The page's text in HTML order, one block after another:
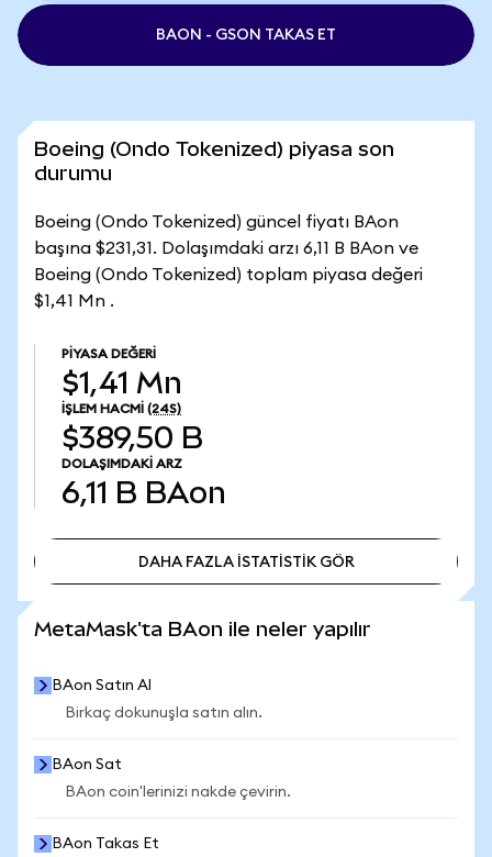
BAON - GSON TAKAS ET
Boeing (Ondo Tokenized) piyasa son
durumu
Boeing (Ondo Tokenized) güncel fiyatı BAon
başına $231,31. Dolaşımdaki arzı 6,11 B BAon ve
Boeing (Ondo Tokenized) toplam piyasa değeri
$1,41 Mn .
PIYASA DEĞERI
$1,41 Mn
İŞLEM HACMI (24S)
$389,50 B
DOLAŞIMDAKI ARZ
6,11 B BAon
DAHA FAZLA İSTATİSTİK GÖR
MetaMask'ta BAon ile neler yapılır
BAon Satın Al
Birkaç dokunuşla satın alın.
BAon Sat
BAon coin'lerinizi nakde çevirin.
BAon Takas Et